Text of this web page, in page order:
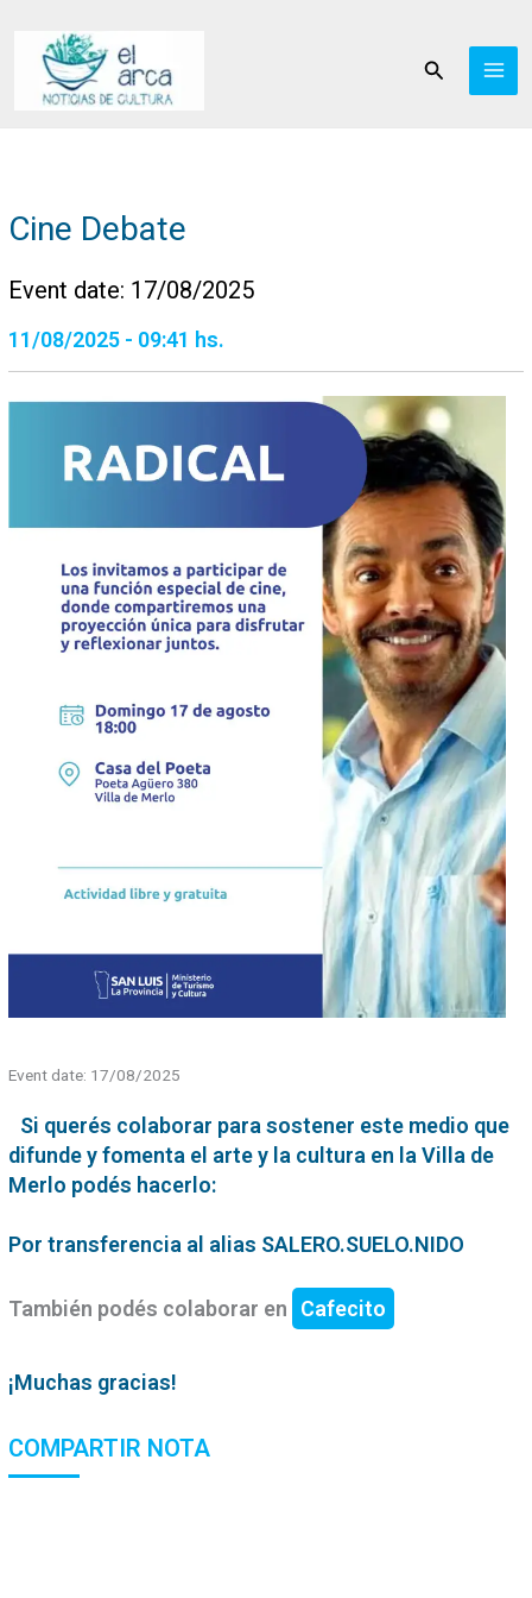
contenido
Buscar
Cine Debate
Event date: 17/08/2025
11/08/2025 - 09:41 hs.
Event date: 17/08/2025
Si querés colaborar para sostener este medio que
difunde y fomenta el arte y la cultura en la Villa de
Merlo podés hacerlo:
Por transferencia al alias SALERO.SUELO.NIDO
También podés colaborar en Cafecito
¡Muchas gracias!
COMPARTIR NOTA